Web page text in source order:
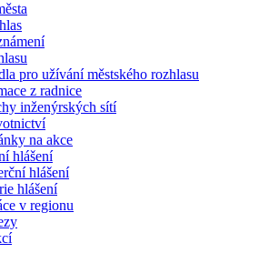
pro užívání městského rozhlasu
z radnice
inženýrských sítí
na akce
hlášení
hlášení
hlášení
v regionu